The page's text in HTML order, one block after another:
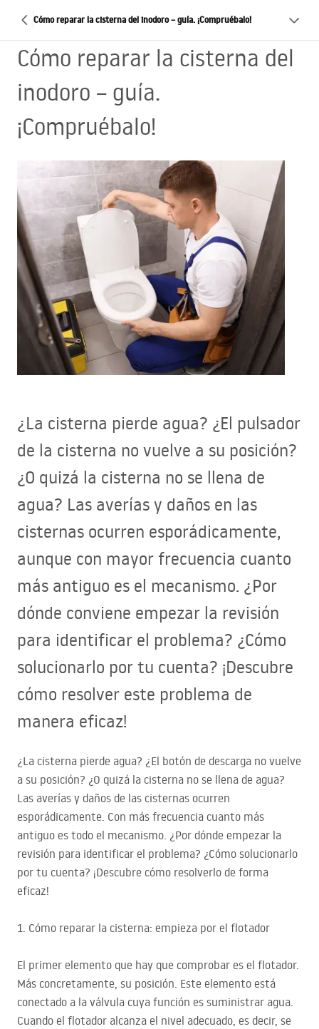
Cómo reparar la cisterna del inodoro – guía. ¡Compruébalo!
Cómo reparar la cisterna del
inodoro – guía.
¡Compruébalo!
¿La cisterna pierde agua? ¿El pulsador
de la cisterna no vuelve a su posición?
¿O quizá la cisterna no se llena de
agua? Las averías y daños en las
cisternas ocurren esporádicamente,
aunque con mayor frecuencia cuanto
más antiguo es el mecanismo. ¿Por
dónde conviene empezar la revisión
para identificar el problema? ¿Cómo
solucionarlo por tu cuenta? ¡Descubre
cómo resolver este problema de
manera eficaz!
¿La cisterna pierde agua? ¿El botón de descarga no vuelve
a su posición? ¿O quizá la cisterna no se llena de agua?
Las averías y daños de las cisternas ocurren
esporádicamente. Con más frecuencia cuanto más
antiguo es todo el mecanismo. ¿Por dónde empezar la
revisión para identificar el problema? ¿Cómo solucionarlo
por tu cuenta? ¡Descubre cómo resolverlo de forma
eficaz!
1. Cómo reparar la cisterna: empieza por el flotador
El primer elemento que hay que comprobar es el flotador.
Más concretamente, su posición. Este elemento está
conectado a la válvula cuya función es suministrar agua.
Cuando el flotador alcanza el nivel adecuado, es decir, se